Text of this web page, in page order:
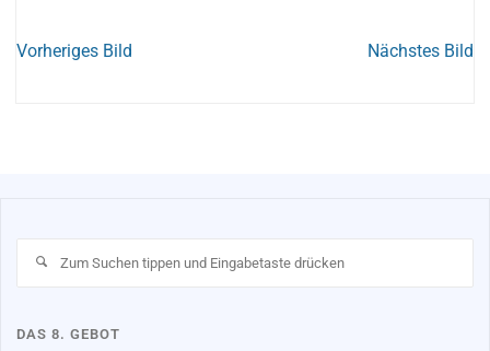
Vorheriges Bild Nächstes Bild
DAS 8. GEBOT